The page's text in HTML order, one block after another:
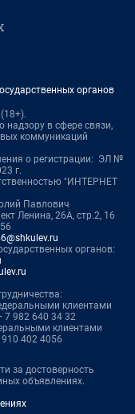
органов
надзору в сфере связи,
коммуникаций
о регистрации: ЭЛ №
г.
"ИНТЕРНЕТ
Павлович
Ленина, 26А, стр.2, 16
органов:
клиентами
7 982 640 34 32
клиентами
402 4056
за достоверность
объявлениях.